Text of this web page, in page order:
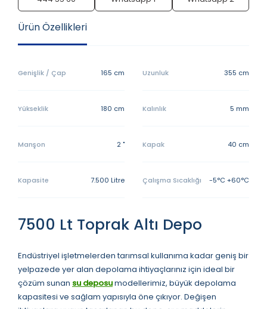
Ürün Özellikleri
Genişlik / Çap 165 cm Uzunluk 355 cm
Yükseklik 180 cm Kalınlık 5 mm
Manşon 2 " Kapak 40 cm
Kapasite 7.500 Litre Çalışma Sıcaklığı -5°C +60°C
7500 Lt Toprak Altı Depo
Endüstriyel işletmelerden tarımsal kullanıma kadar geniş bir
yelpazede yer alan depolama ihtiyaçlarınız için ideal bir
çözüm sunan su deposumodellerimiz, büyük depolama
kapasitesi ve sağlam yapısıyla öne çıkıyor. Değişen